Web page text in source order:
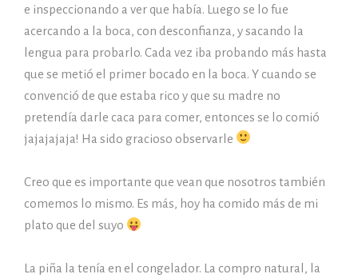
e inspeccionando a ver que había. Luego se lo fue
acercando a la boca, con desconfianza, y sacando la
lengua para probarlo. Cada vez iba probando más hasta
que se metió el primer bocado en la boca. Y cuando se
convenció de que estaba rico y que su madre no
pretendía darle caca para comer, entonces se lo comió
jajajajaja! Ha sido gracioso observarle
Creo que es importante que vean que nosotros también
comemos lo mismo. Es más, hoy ha comido más de mi
plato que del suyo
La piña la tenía en el congelador. La compro natural, la